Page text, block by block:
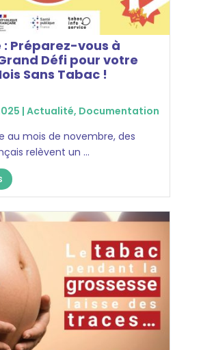
: Préparez-vous à
Défi pour votre
Sans Tabac !
| Actualité, Documentation
au mois de novembre, des
relèvent un ...